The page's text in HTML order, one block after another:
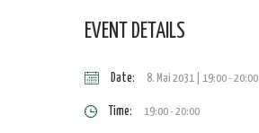
EVENT DETAILS
Date: 8. Mai 2031 | 19:00-20:00
Time: 19:00 - 20:00